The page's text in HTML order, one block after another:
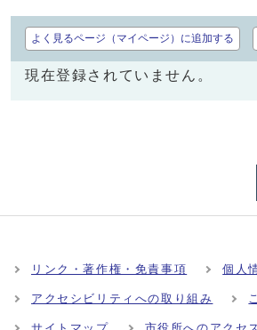
よく見るページ（マイページ）に追加する
現在登録されていません。
リンク・著作権・免責事項 個人
アクセシビリティへの取り組み